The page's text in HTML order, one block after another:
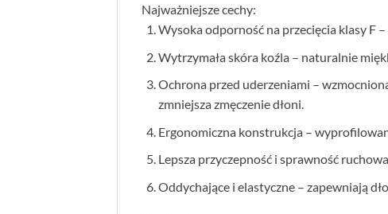
Najważniejsze cechy:
Wysoka odporność na przecięcia klasy F
Wytrzymała skóra koźla – naturalnie
Ochrona przed uderzeniami –
zmniejsza zmęczenie dłoni.
Ergonomiczna konstrukcja –
Lepsza przyczepność i sprawność
Oddychające i elastyczne – zapewniają